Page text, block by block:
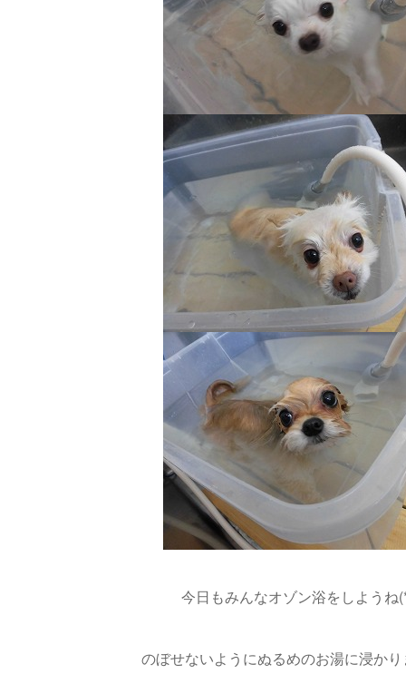
今日もみんなオゾン浴をしようね
のぼせないようにぬるめのお湯に浸か